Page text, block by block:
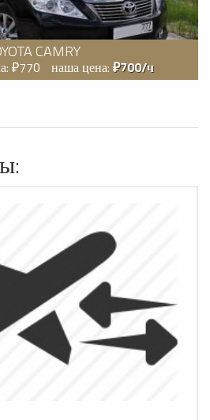
CAMRY
₽770 наша цена: ₽700/ч